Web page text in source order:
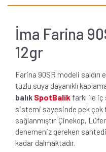
İma Farina
12gr
Farina 90SR modeli saldırı
tuzlu suya dayanıklı
balık SpotBalik farkı ile iç
sistemi sayesinde pek çok
sağlanmıştır. Çinekop,
denemeniz gereken
kadar dalmaktadır.